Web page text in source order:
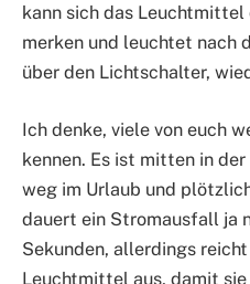
kann sich das
merken und leuchtet nach
über den Lichtschalter,
Ich denke, viele von euch
kennen. Es ist mitten in
weg im Urlaub und
dauert ein Stromausfall ja
Sekunden, allerdings
Leuchtmittel aus, damit